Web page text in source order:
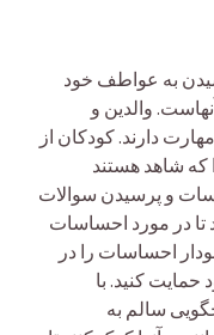
به عواطف خود
والدین و
دارند. کودکان از
که شاهد هستند
و پرسیدن سوالات
در مورد احساسات
احساسات را در
کنید. با
سالم به